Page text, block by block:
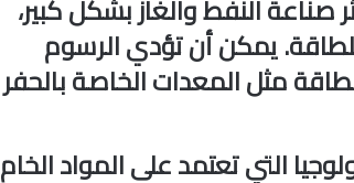
صناعة النفط والغاز بشكل كبير،
يمكن أن تؤدي الرسوم
مثل المعدات الخاصة بالحفر
التي تعتمد على المواد الخام